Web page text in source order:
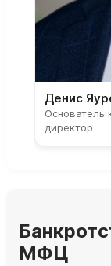
Денис
Основатель
директор
МФЦ